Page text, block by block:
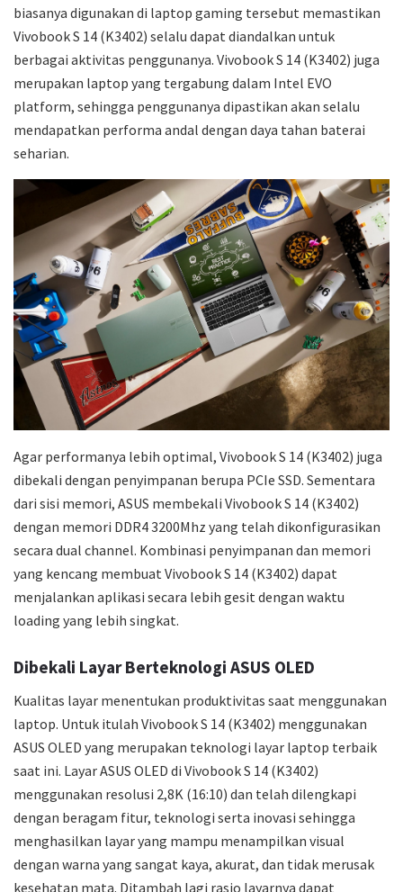
biasanya digunakan di laptop gaming tersebut memastikan
Vivobook S 14 (K3402) selalu dapat diandalkan untuk
berbagai aktivitas penggunanya. Vivobook S 14 (K3402) juga
merupakan laptop yang tergabung dalam Intel EVO
platform, sehingga penggunanya dipastikan akan selalu
mendapatkan performa andal dengan daya tahan baterai
seharian.
Agar performanya lebih optimal, Vivobook S 14 (K3402) juga
dibekali dengan penyimpanan berupa PCIe SSD. Sementara
dari sisi memori, ASUS membekali Vivobook S 14 (K3402)
dengan memori DDR4 3200Mhz yang telah dikonfigurasikan
secara dual channel. Kombinasi penyimpanan dan memori
yang kencang membuat Vivobook S 14 (K3402) dapat
menjalankan aplikasi secara lebih gesit dengan waktu
loading yang lebih singkat.
Dibekali Layar Berteknologi ASUS OLED
Kualitas layar menentukan produktivitas saat menggunakan
laptop. Untuk itulah Vivobook S 14 (K3402) menggunakan
ASUS OLED yang merupakan teknologi layar laptop terbaik
saat ini. Layar ASUS OLED di Vivobook S 14 (K3402)
menggunakan resolusi 2,8K (16:10) dan telah dilengkapi
dengan beragam fitur, teknologi serta inovasi sehingga
menghasilkan layar yang mampu menampilkan visual
dengan warna yang sangat kaya, akurat, dan tidak merusak
kesehatan mata. Ditambah lagi rasio layarnya dapat